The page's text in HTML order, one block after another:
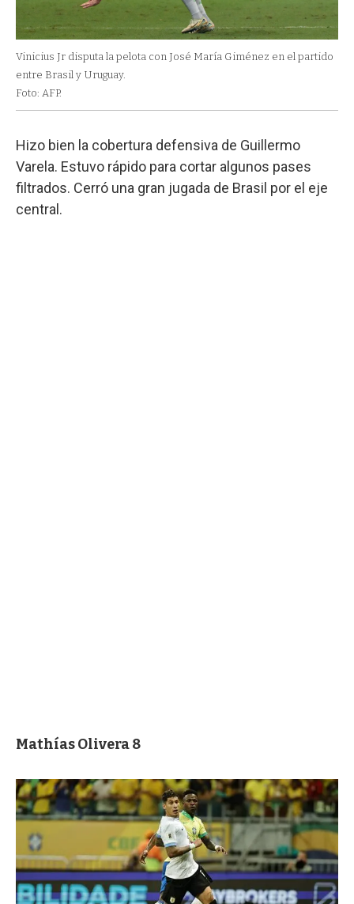
Vinicius Jr disputa la pelota con José María Giménez en el partido
entre Brasil y Uruguay.
Foto: AFP.
Hizo bien la cobertura defensiva de Guillermo
Varela. Estuvo rápido para cortar algunos pases
filtrados. Cerró una gran jugada de Brasil por el eje
central.
Mathías Olivera 8